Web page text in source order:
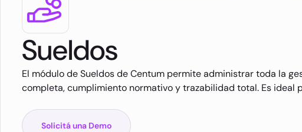
Sueldos
El módulo de Sueldos de Centum permite administrar toda la
completa, cumplimiento normativo y trazabilidad total. Es ideal
Solicitá una Demo